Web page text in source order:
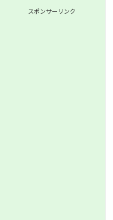
スポンサーリンク